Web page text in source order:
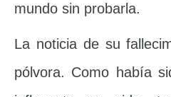
mundo sin probarla.
La noticia de su
pólvora. Como había